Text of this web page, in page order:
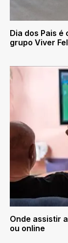
Dia dos Pais
grupo Viver
Onde assistir
ou online